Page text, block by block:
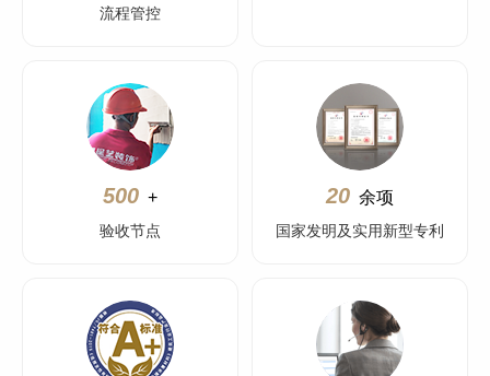
流程管控
500 +
验收节点
20 余项
国家发明及实用新型专利